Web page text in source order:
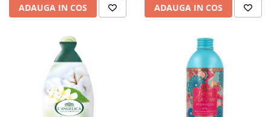
ADAUGA IN COS ADAUGA IN COS